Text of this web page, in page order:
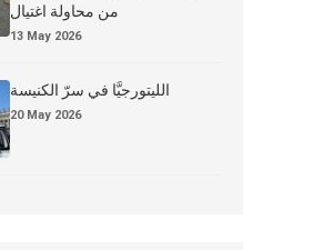
من محاولة اغتيال
13 May 2026
الليتورجيَّا في سرّ الكنيسة
20 May 2026